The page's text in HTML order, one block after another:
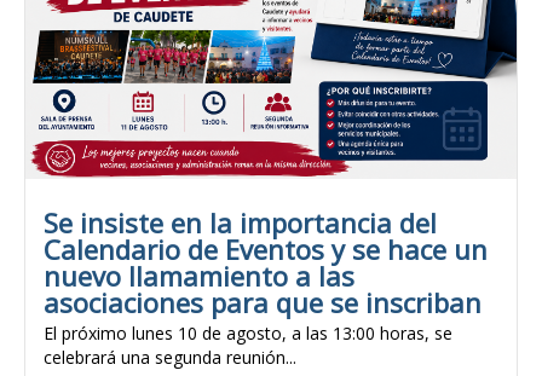
Se insiste en la importancia del
Calendario de Eventos y se hace un
nuevo llamamiento a las
asociaciones para que se inscriban
El próximo lunes 10 de agosto, a las 13:00 horas, se
celebrará una segunda reunión...